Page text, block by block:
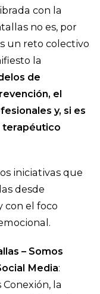
con la
no es, por
un reto colectivo
la
de
el
y, si es
terapéutico
iniciativas que
desde
con el foco
– Somos
Media:
la